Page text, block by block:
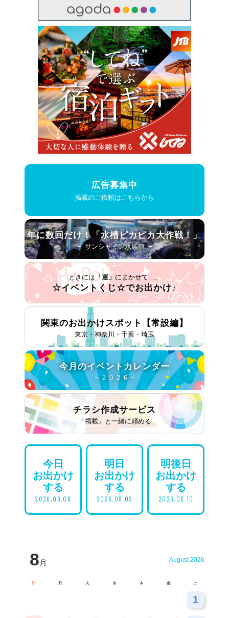
広告募集中
掲載のご依頼はこちらから
年に数回だけ！ 「水槽ピカピカ大作戦！」
− サンシャイン水族館 −
ときには 「運」 にまかせて...。
☆イベントくじ☆でお出かけ♪
関東のお出かけスポット 【常設編】
東京・神奈川・千葉・埼玉
今月のイベントカレンダー
− 2 0 2 6 −
チラシ作成サービス
「掲載」と一緒に頼める
今日
お出かけ
する
2026.08.08
明日
お出かけ
する
2026.08.09
明後日
お出かけ
する
2026.08.10
8 月 August 2026
日 月 火 水 木 金 土
1